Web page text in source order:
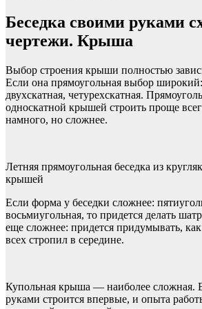
Беседка своими руками
чертежи. Крыша
Выбор строения крыши полностью
Если она прямоугольная выбор
двухскатная, четурехскатная.
односкатной крышей строить проще
намного, но сложнее.
Летняя прямоугольная беседка из
крышей
Если форма у беседки сложнее:
восьмиугольная, то придется делать
еще сложнее: придется придумывать,
всех стропил в середине.
Купольная крыша — наиболее сложная.
руками строится впервые, и опыта